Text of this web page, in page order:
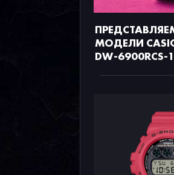
МОДЕЛИ
DW-6900RCS-